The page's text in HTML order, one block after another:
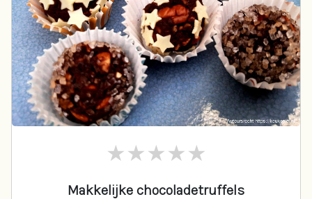
Makkelijke chocoladetruffels